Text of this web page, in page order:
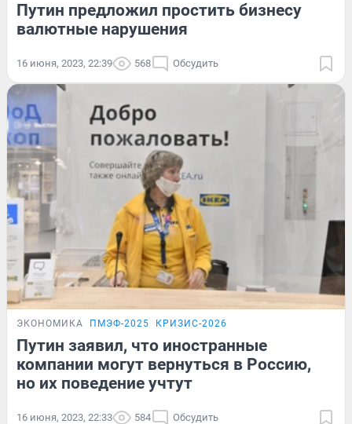
Путин предложил простить бизнесу
валютные нарушения
16 июня, 2023, 22:39 568 Обсудить
ЭКОНОМИКА ПМЭФ-2025 КРИЗИС-2026
Путин заявил, что иностранные
компании могут вернуться в Россию,
но их поведение учтут
16 июня, 2023, 22:33 584 Обсудить